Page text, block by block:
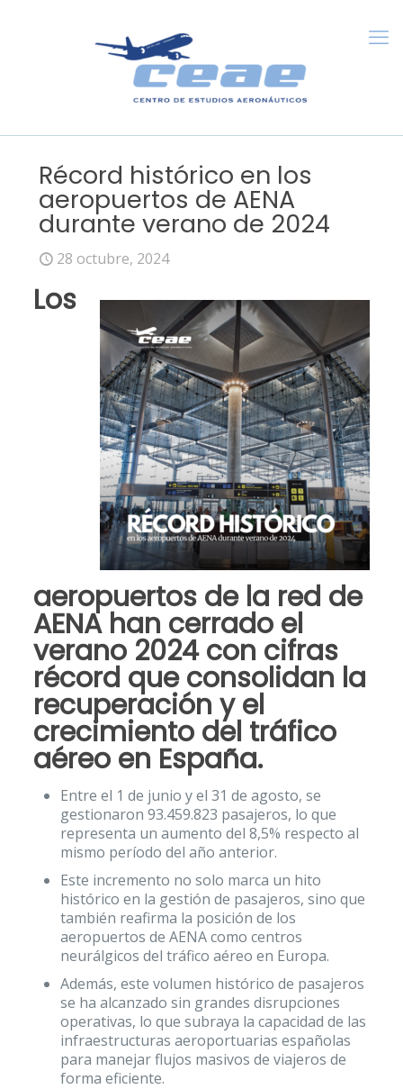
Récord histórico en los
aeropuertos de AENA
durante verano de 2024
28 octubre, 2024
Los
aeropuertos de la red de
AENA han cerrado el
verano 2024con cifras
récord que consolidan la
recuperación y el
crecimiento del tráfico
aéreoen España.
Entre el 1 de junio y el 31 de agosto, se
gestionaron 93.459.823 pasajeros, lo que
representa un aumento del 8,5% respecto al
mismo período del año anterior.
Este incremento no solo marca un hito
histórico en la gestión de pasajeros, sino que
también reafirma la posición de los
aeropuertos de AENA como centros
neurálgicos del tráfico aéreo en Europa.
Además, este volumen histórico de pasajeros
se ha alcanzado sin grandes disrupciones
operativas, lo que subraya la capacidad de las
infraestructuras aeroportuarias españolas
para manejar flujos masivos de viajeros de
forma eficiente.